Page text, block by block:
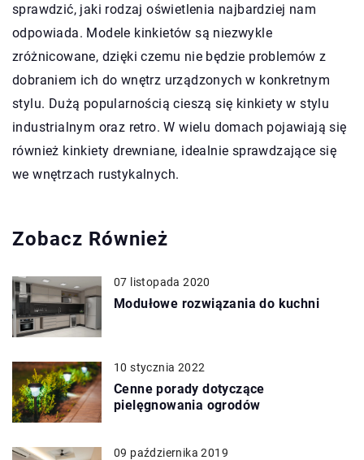
sprawdzić, jaki rodzaj oświetlenia najbardziej nam
odpowiada. Modele kinkietów są niezwykle
zróżnicowane, dzięki czemu nie będzie problemów z
dobraniem ich do wnętrz urządzonych w konkretnym
stylu. Dużą popularnością cieszą się kinkiety w stylu
industrialnym oraz retro. W wielu domach pojawiają się
również kinkiety drewniane, idealnie sprawdzające się
we wnętrzach rustykalnych.
Zobacz Również
07 listopada 2020
Modułowe rozwiązania do kuchni
10 stycznia 2022
Cenne porady dotyczące
pielęgnowania ogrodów
09 października 2019